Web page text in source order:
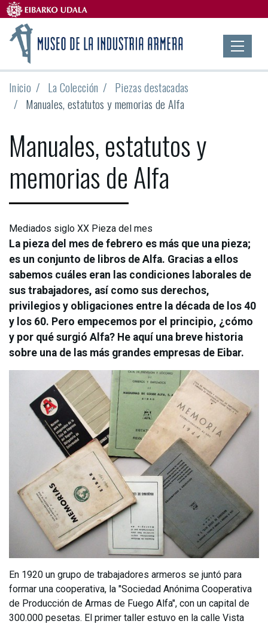
Inicio La Colección
Piezas destacadas
Manuales, estatutos y memorias de Alfa
Manuales, estatutos y
memorias de Alfa
Mediados siglo XX Pieza del mes
La pieza del mes de febrero es más que una pieza;
es un conjunto de libros de Alfa. Gracias a ellos
sabemos cuáles eran las condiciones laborales de
sus trabajadores, así como sus derechos,
privilegios y obligaciones entre la década de los 40
y los 60. Pero empecemos por el principio, ¿cómo
y por qué surgió Alfa? He aquí una breve historia
sobre una de las más grandes empresas de Eibar.
En 1920 un grupo de trabajadores armeros se juntó para
formar una cooperativa, la "Sociedad Anónima Cooperativa
de Producción de Armas de Fuego Alfa", con un capital de
300.000 pesetas. El primer taller estuvo en la calle Vista